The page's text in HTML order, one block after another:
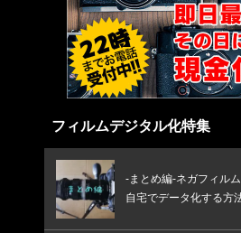
フィルムデジタル化特集
-まとめ編-ネガフィル
自宅でデータ化する方